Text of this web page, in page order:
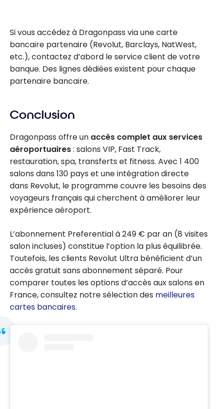
Si vous accédez à Dragonpass via une carte
bancaire partenaire (Revolut, Barclays, NatWest,
etc.), contactez d’abord le service client de votre
banque. Des lignes dédiées existent pour chaque
partenaire bancaire.
Conclusion
Dragonpass offre un accès complet aux services
aéroportuaires: salons VIP, Fast Track,
restauration, spa, transferts et fitness. Avec 1 400
salons dans 130 pays et une intégration directe
dans Revolut, le programme couvre les besoins des
voyageurs français qui cherchent à améliorer leur
expérience aéroport.
L’abonnement Preferential à 249 € par an (8 visites
salon incluses) constitue l’option la plus équilibrée.
Toutefois, les clients Revolut Ultra bénéficient d’un
accès gratuit sans abonnement séparé. Pour
comparer toutes les options d’accès aux salons en
France, consultez notre sélection des meilleures
cartes bancaires.